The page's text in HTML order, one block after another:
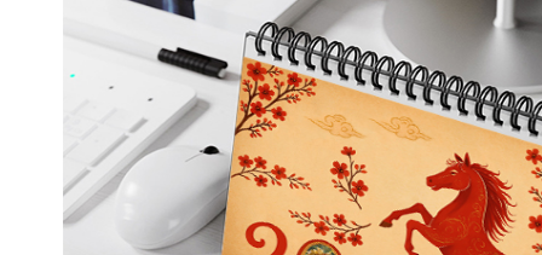
Ваш город:
Ваш регион доставки
Выберите из списка:
10х10
10х15
13х18
15х15
15х20
20х20
30х30
30х40
А4
Фото